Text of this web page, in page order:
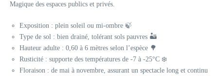
Magique des espaces publics et privés.
Exposition : plein soleil ou mi-ombre 🍃
Type de sol : bien drainé, tolérant sols pauvres 🏜️
Hauteur adulte : 0,60 à 6 mètres selon l’espèce 🌳
Rusticité : supporte des températures de -7 à -25°C ❄️
Floraison : de mai à novembre, assurant un spectacle long et continu